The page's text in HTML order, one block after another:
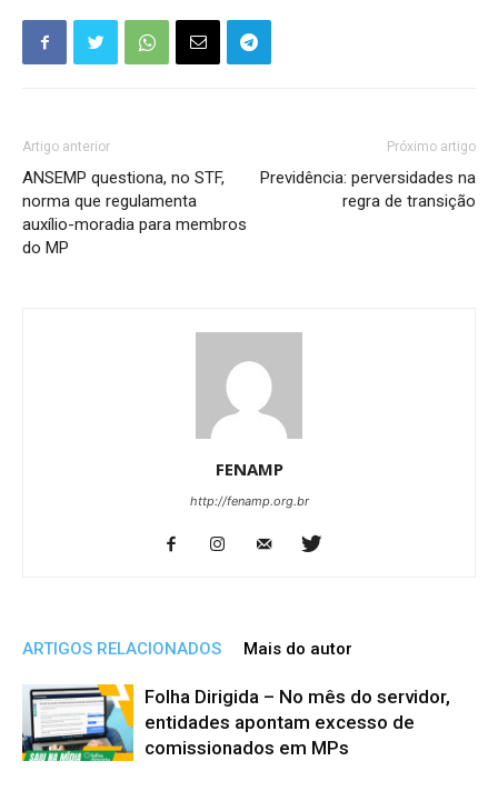
Artigo anterior
ANSEMP questiona, no STF,
norma que regulamenta
auxílio-moradia para membros
do MP
Próximo artigo
Previdência: perversidades na
regra de transição
FENAMP
http://fenamp.org.br
ARTIGOS RELACIONADOS Mais do autor
Folha Dirigida – No mês do servidor,
entidades apontam excesso de
comissionados em MPs